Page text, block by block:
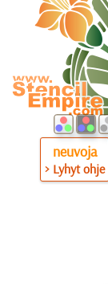
neuvoja
> Lyhyt ohje